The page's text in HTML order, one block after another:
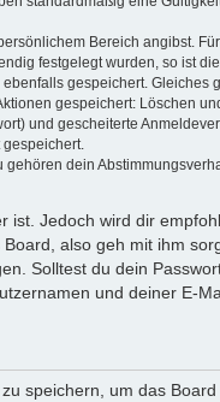
Bereich angibst.
festgelegt wurden, so ist
gespeichert. Gleiches
gespeichert: Löschen
und gescheiterte
dein
Jedoch wird dir
also geh mit ihm
Solltest du dein
und deiner E-
speichern, um das